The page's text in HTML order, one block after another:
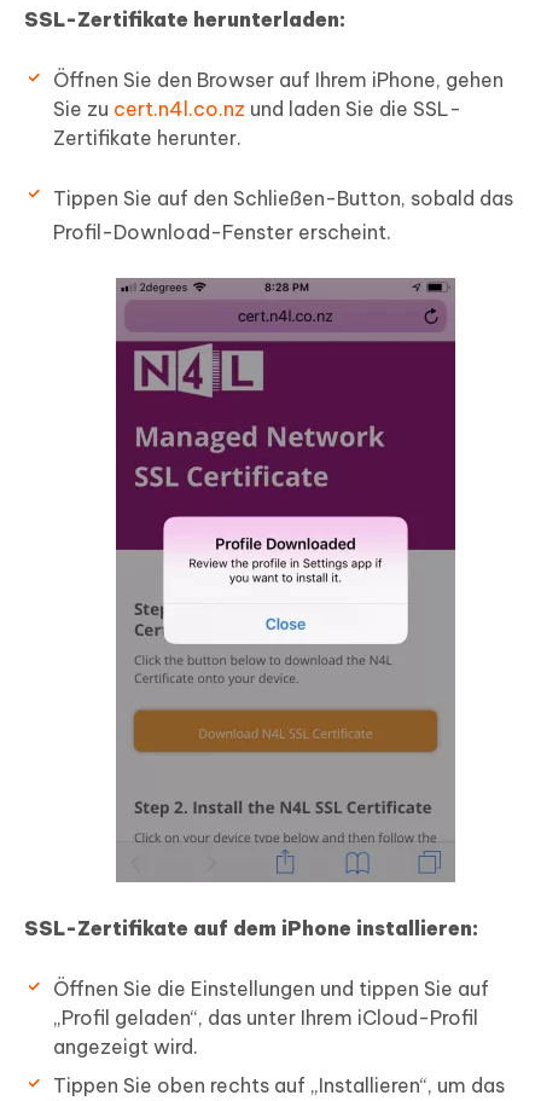
SSL-Zertifikate herunterladen:
Öffnen Sie den Browser auf Ihrem iPhone, gehen
Sie zu cert.n4l.co.nz und laden Sie die SSL-
Zertifikate herunter.
Tippen Sie auf den Schließen-Button, sobald das
Profil-Download-Fenster erscheint.
SSL-Zertifikate auf dem iPhone installieren:
Öffnen Sie die Einstellungen und tippen Sie auf
„Profil geladen“, das unter Ihrem iCloud-Profil
angezeigt wird.
Tippen Sie oben rechts auf „Installieren“, um das